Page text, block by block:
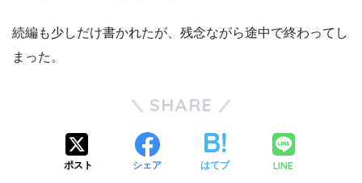
続編も少しだけ書かれたが、残念ながら途中で終わってし
まった。
SHARE
ポスト シェア はてブ LINE